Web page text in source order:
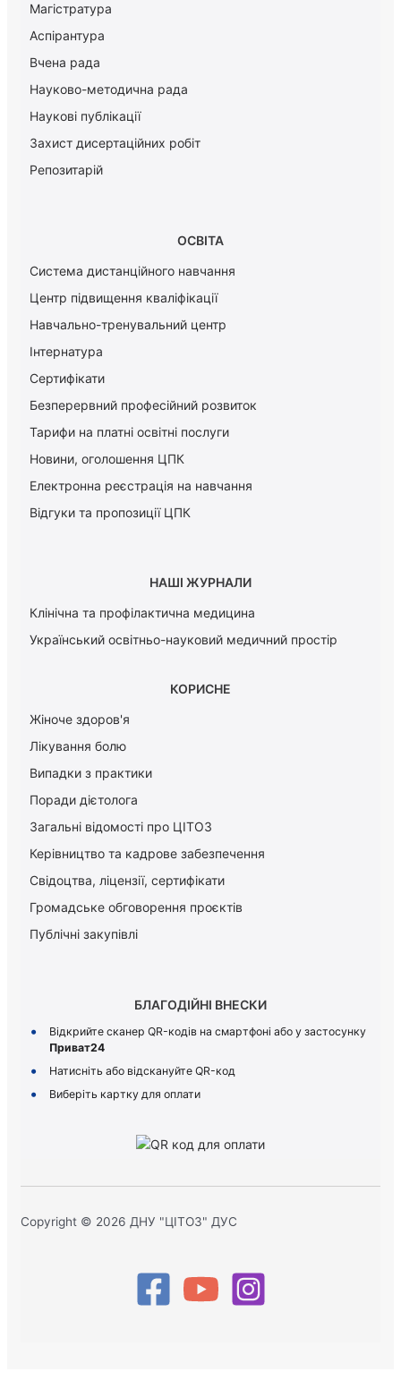
Магістратура
Аспірантура
Вчена рада
Науково-методична рада
Наукові публікації
Захист дисертаційних робіт
Репозитарій
ОСВІТА
Система дистанційного навчання
Центр підвищення кваліфікації
Навчально-тренувальний центр
Інтернатура
Сертифікати
Безперервний професійний розвиток
Тарифи на платні освітні послуги
Новини, оголошення ЦПК
Електронна реєстрація на навчання
Відгуки та пропозиції ЦПК
НАШІ ЖУРНАЛИ
Клінічна та профілактична медицина
Український освітньо-науковий медичний простір
КОРИСНЕ
Жіноче здоров'я
Лікування болю
Випадки з практики
Поради дієтолога
Загальні відомості про ЦІТОЗ
Керiвництво та кадрове забезпечення
Свідоцтва, ліцензії, сертифікати
Громадське обговорення проєктів
Публічні закупівлі
БЛАГОДІЙНІ ВНЕСКИ
Відкрийте сканер QR-кодів на смартфоні або у застосунку
Приват24
Натисніть або відскануйте QR-код
Виберіть картку для оплати
Copyright © 2026 ДНУ "ЦІТОЗ" ДУС